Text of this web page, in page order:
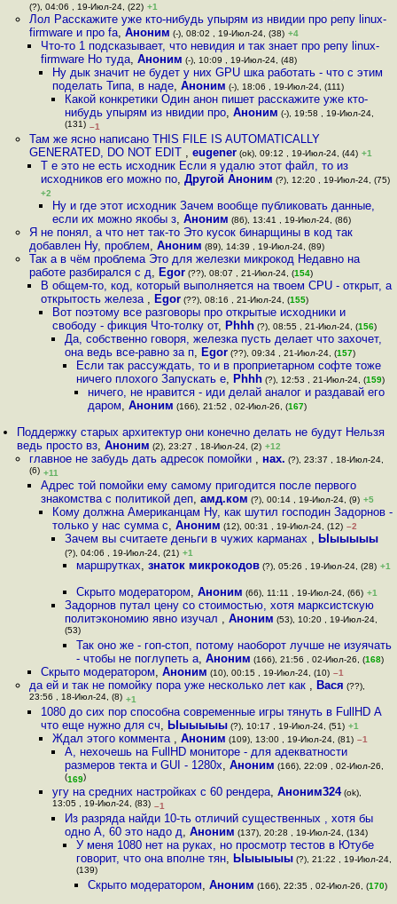
(?), 04:06 , 19-Июл-24, (22) +1
Лол Расскажите уже кто-нибудь упырям из нвидии про репу linux-
firmware и про fa, Аноним (-), 08:02 , 19-Июл-24, (38) +4
Что-то 1 подсказывает, что невидия и так знает про репу linux-
firmware Но туда, Аноним (-), 10:09 , 19-Июл-24, (48)
Ну дык значит не будет у них GPU шка работать - что с этим
поделать Типа, в наде,Аноним (-), 18:06 , 19-Июл-24, (111)
Какой конкретики Один анон пишет расскажите уже кто-
нибудь упырям из нвидии про, Аноним (-), 19:58 , 19-Июл-24,
(131) –1
Там же ясно написано THIS FILE IS AUTOMATICALLY
GENERATED, DO NOT EDIT , eugener(ok), 09:12 , 19-Июл-24, (44) +1
Т е это не есть исходник Если я удалю этот файл, то из
исходников его можно по, Другой Аноним (?), 12:20 , 19-Июл-24, (75)
+2
Ну и где этот исходник Зачем вообще публиковать данные,
если их можно якобы з,Аноним (86), 13:41 , 19-Июл-24, (86)
Я не понял, а что нет так-то Это кусок бинарщины в код так
добавлен Ну, проблем, Аноним (89), 14:39 , 19-Июл-24, (89)
Так а в чём проблема Это для железки микрокод Недавно на
работе разбирался с д, Egor(??), 08:07 , 21-Июл-24, (154)
В общем-то, код, который выполняется на твоем CPU - открыт, а
открытость железа , Egor(??), 08:16 , 21-Июл-24, (155)
Вот поэтому все разговоры про открытые исходники и
свободу - фикция Что-толку от, Phhh (?), 08:55 , 21-Июл-24, (156)
Да, собственно говоря, железка пусть делает что захочет,
она ведь все-равно за п, Egor(??), 09:34 , 21-Июл-24, (157)
Если так рассуждать, то и в проприетарном софте тоже
ничего плохого Запускать е, Phhh(?), 12:53 , 21-Июл-24, (159)
ничего, не нравится - иди делай аналог и раздавай его
даром,Аноним (166), 21:52 , 02-Июл-26, (167)
Поддержку старых архитектур они конечно делать не будут Нельзя
ведь просто вз,Аноним (2), 23:27 , 18-Июл-24, (2) +12
главное не забудь дать адресок помойки , нах. (?), 23:37 , 18-Июл-24,
(6) +11
Адрес той помойки ему самому пригодится после первого
знакомства с политикой деп, амд.ком (?), 00:14 , 19-Июл-24, (9) +5
Кому должна Американцам Ну, как шутил господин Задорнов -
только у нас сумма с,Аноним (12), 00:31 , 19-Июл-24, (12) –2
Зачем вы считаете деньги в чужих карманах , Ыыыыыы
(?), 04:06 , 19-Июл-24, (21) +1
маршрутках, знаток микрокодов(?), 05:26 , 19-Июл-24, (28) +1
Скрыто модератором, Аноним (66), 11:11 , 19-Июл-24, (66) +1
Задорнов путал цену со стоимостью, хотя марксистскую
политэкономию явно изучал , Аноним (53), 10:20 , 19-Июл-24,
(53)
Так оно же - гоп-стоп, потому наоборот лучше не изуячать
- чтобы не поглупеть а, Аноним (166), 21:56 , 02-Июл-26, (168)
Скрыто модератором, Аноним (10), 00:15 , 19-Июл-24, (10) –1
да ей и так не помойку пора уже несколько лет как , Вася (??),
23:56 , 18-Июл-24, (8) +1
1080 до сих пор способна современные игры тянуть в FullHD А
что еще нужно для сч, Ыыыыыы(?), 10:17 , 19-Июл-24, (51) +1
Ждал этого коммента ,Аноним (109), 13:00 , 19-Июл-24, (81) –1
А, нехочешь на FullHD мониторе - для адекватности
размеров текта и GUI - 1280x, Аноним (166), 22:09 , 02-Июл-26,
(169)
угу на средних настройках с 60 рендера,Аноним324(ok),
13:05 , 19-Июл-24, (83) –1
Из разряда найди 10-ть отличий существенных , хотя бы
одно А, 60 это надо д, Аноним (137), 20:28 , 19-Июл-24, (134)
У меня 1080 нет на руках, но просмотр тестов в Ютубе
говорит, что она вполне тян, Ыыыыыы(?), 21:22 , 19-Июл-24,
(139)
Скрыто модератором,Аноним (166), 22:35 , 02-Июл-26, (170)